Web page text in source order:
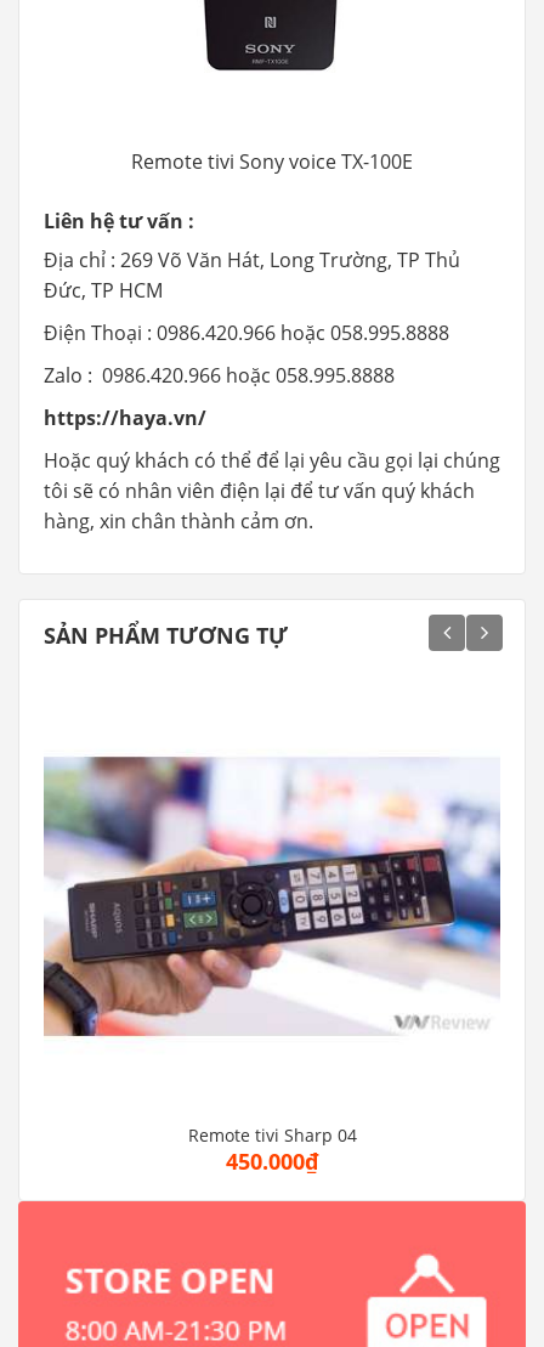
Remote tivi Sony voice TX-100E
Liên hệ tư vấn :
Địa chỉ : 269 Võ Văn Hát, Long Trường, TP Thủ
Đức, TP HCM
Điện Thoại : 0986.420.966 hoặc 058.995.8888
Zalo : 0986.420.966 hoặc 058.995.8888
https://haya.vn/
Hoặc quý khách có thể để lại yêu cầu gọi lại chúng
tôi sẽ có nhân viên điện lại để tư vấn quý khách
hàng, xin chân thành cảm ơn.
SẢN PHẨM TƯƠNG TỰ
Remote tivi Sharp 04
450.000₫